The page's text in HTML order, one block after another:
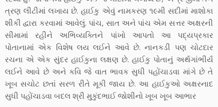
ત્રણ લીટીમાં લખાય છે. હાઈકુ એવું નામકરણ ૧૯મી સદીમાં માશોકા
શીકી દ્વારા કરવામાં આવેલું. પાંચ, સાત અને પાંચ એમ સત્તર અક્ષરની
સીમામાં રહીને અભિવ્યક્તિને પાંખો આપતો આ પદ્યપ્રકાર
પોતાનામાં એક વિશેષ લય લઈને આવે છે. નાનકડી પણ ચોટદાર
રચના એ એક સુંદર હાઈકુના લક્ષણ છે. હાઈકુ પોતાનું અર્થગાંભીર્ય
લઈને આવે છે અને કવિ જે વાત ભાવક સુધી પહોંચાડવા માંગે છે તે
ખૂબ સચોટ છતાં સરળ રીતે મૂકી જાય છે. આ હાઈકુઓ અક્ષરનાદ
સુધી પહોંચાડવા બદલ શ્રી મુકુંદભાઈ જોશીનો ખૂબ ખૂબ આભાર